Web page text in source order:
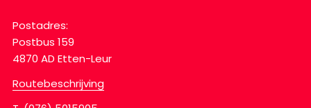
Postadres:
Postbus 159
4870 AD Etten-Leur
Routebeschrijving